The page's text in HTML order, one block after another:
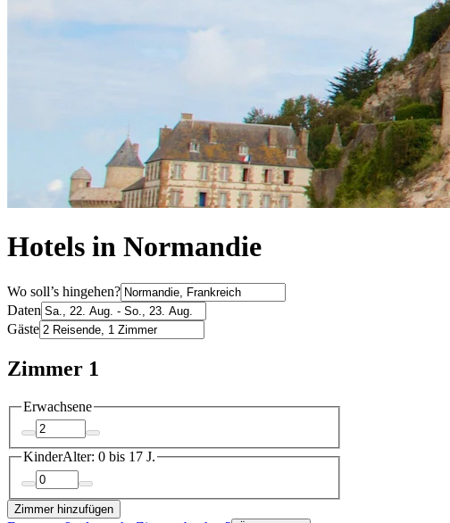
Hotels in Normandie
Wo soll’s hingehen?
Daten
Gäste
Zimmer 1
Erwachsene
KinderAlter: 0 bis 17 J.
Zimmer hinzufügen